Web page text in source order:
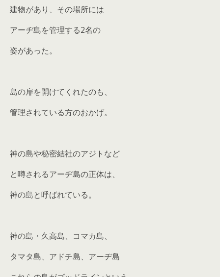
建物があり、その場所には
アーヂ島を管理する2名の
姿があった。
島の扉を開けてくれたのも、
管理されている方のおかげ。
神の島や秘密結社のアジトなど
と噂されるアーヂ島の正体は、
神の島と呼ばれている。
神の島・久高島、コマカ島、
タマタ島、アドチ島、アーヂ島